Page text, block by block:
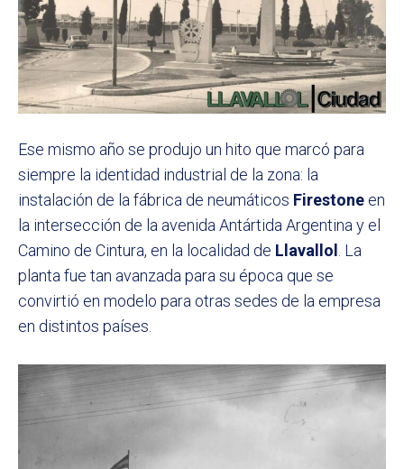
Ese mismo año se produjo un hito que marcó para
siempre la identidad industrial de la zona: la
instalación de la fábrica de neumáticos Firestone en
la intersección de la avenida Antártida Argentina y el
Camino de Cintura, en la localidad de Llavallol . La
planta fue tan avanzada para su época que se
convirtió en modelo para otras sedes de la empresa
en distintos países.